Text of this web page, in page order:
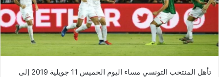
تأهل المنتخب التونسي مساء اليوم الخميس 11 جويلية 2019 إلى